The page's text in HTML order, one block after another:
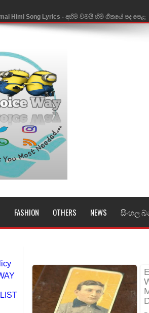
Parana Song Lyrics - මතක පාරනා ගීතයේ පද පෙළ
Song Lyrics - නිම්නාදෙන් ගීතයේ පද පෙළ
Adare Song Lyrics - ඔබමයි මගේ ආදරේ ගීතයේ
Song Lyrics - පන්සල් ගිහිං ගීතයේ පද පෙළ
Lyrics - අංකෙළිය ගීතයේ පද පෙළ
Song Lyrics - ඩියර් ගෝඩ් ගීතයේ පද පෙළ
KATHA Song Lyrics - මනමාල කතා ගීතයේ පද පෙළ
- Shakira, Burna Boy | 2026 football world cup
Aadare Song Lyrics - නුඹ දුන් ආදරේ ගීතයේ පද පෙළ
Dan Anagathe Song Lyrics - ලියමුද දැන් අනාගතේ
Lyrics - දෝණි ගීතයේ පද පෙළ
FASHION OTHERS NEWS සිංහල